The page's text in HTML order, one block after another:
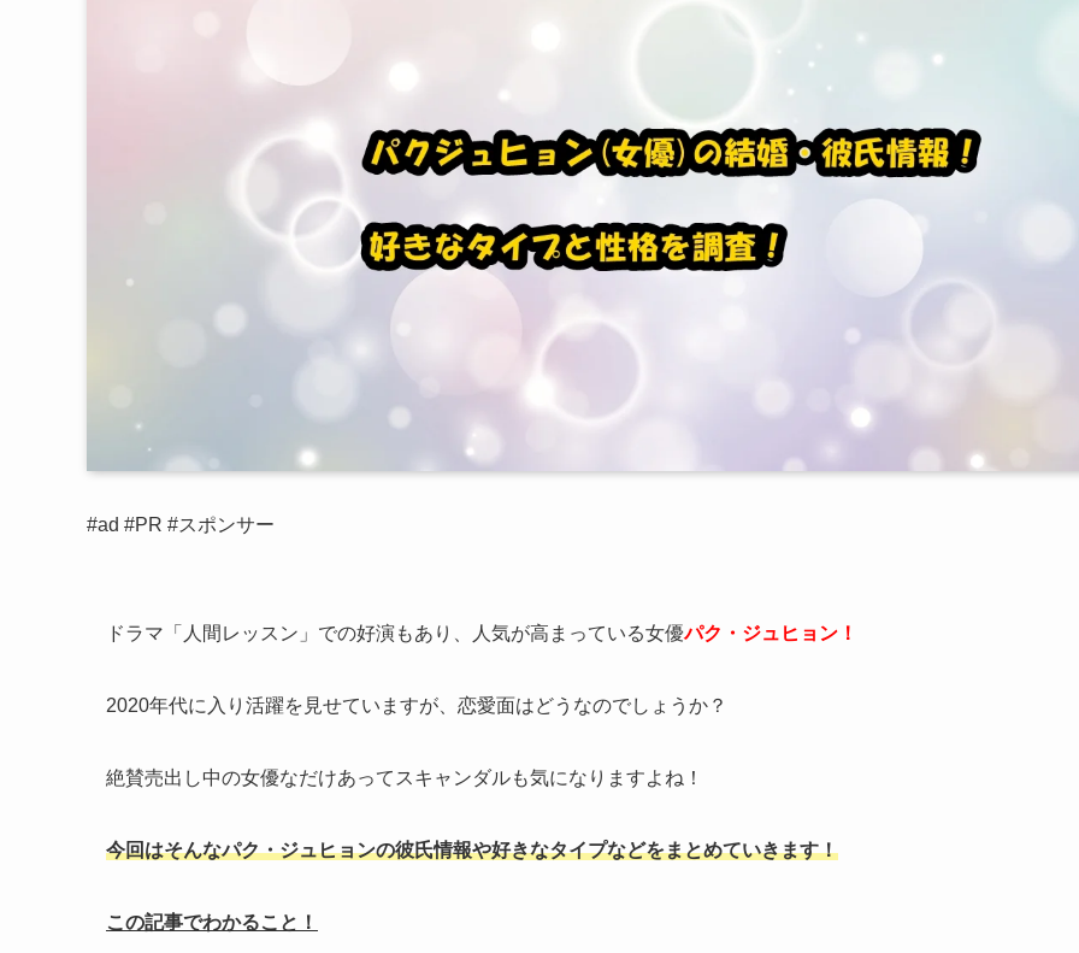
#ad #PR #スポンサー
ドラマ「人間レッスン」での好演もあり、人気が高まっている女優パク・ジュヒョン！
2020年代に入り活躍を見せていますが、恋愛面はどうなのでしょうか？
絶賛売出し中の女優なだけあってスキャンダルも気になりますよね！
今回はそんなパク・ジュヒョンの彼氏情報や好きなタイプなどをまとめていきます！
この記事でわかること！